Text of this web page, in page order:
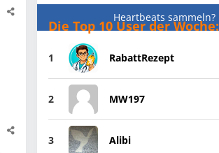
Heartbeats sammeln?
Die Top 10 User der Woche:
1 RabattRezept
2 MW197
3 Alibi